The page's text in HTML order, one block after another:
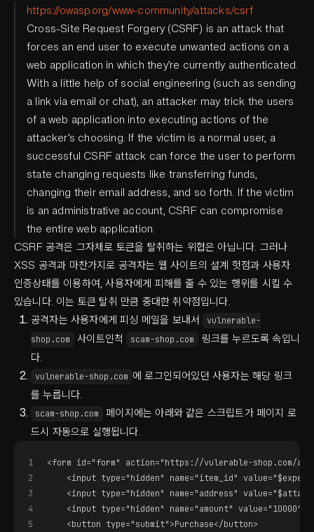
https://owasp.org/www-community/attacks/csrf
Cross-Site Request Forgery (CSRF) is an attack that
forces an end user to execute unwanted actions on a
web application in which they’re currently authenticated.
With a little help of social engineering (such as sending
a link via email or chat), an attacker may trick the users
of a web application into executing actions of the
attacker’s choosing. If the victim is a normal user, a
successful CSRF attack can force the user to perform
state changing requests like transferring funds,
changing their email address, and so forth. If the victim
is an administrative account, CSRF can compromise
the entire web application.
CSRF 공격은 그자체로 토큰을 탈취하는 위협은 아닙니다. 그러나
XSS 공격과 마찬가지로 공격자는 웹 사이트의 설계 헛점과 사용자
인증상태를 이용하여, 사용자에게 피해를 줄 수 있는 행위를 시킬 수
있습니다. 이는 토큰 탈취 만큼 중대한 취약점입니다.
공격자는 사용자에게 피싱 메일을 보내서
vulnerable-
shop.com
사이트인척 scam-shop.com
링크를 누르도록 속입니
다.
vulnerable-shop.com 에 로그인되어있던 사용자는 해당 링크
를 누릅니다.
scam-shop.com
페이지에는 아래와 같은 스크립트가 페이지 로
드시 자동으로 실행됩니다.
1
2
3
4
5
<form id="form" action="https://vulerable-shop.com/api/
<input type="hidden" name="item_id"
<input type="hidden" name="address"
    <input type="hidden" name="amount" value="10000">
    <button type="submit">Purchase</button>